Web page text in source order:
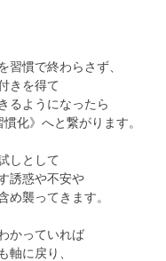
習慣で終わらさず、
きを得て
るようになったら
化》へと繋がります。
しとして
誘惑や不安や
襲ってきます。
かっていれば
に戻り、